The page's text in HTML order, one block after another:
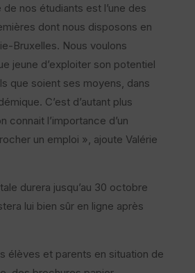
nos étudiants est l’une des
dont nous disposons en
Bruxelles. Nous voulons
jeune d’exploiter son potentiel
que soient ses moyens, dans
C’est d’autant plus
connait l’importance d’un
un emploi », ajoute Valérie
durera jusqu’au 30 octobre
lui bien sûr en ligne après
élèves et parents en situation de